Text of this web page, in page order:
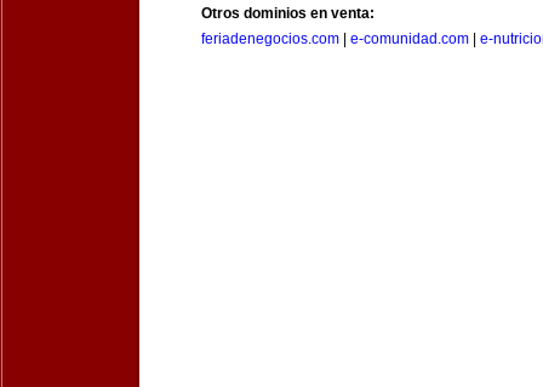
Otros dominios en venta:
feriadenegocios.com
e-comunidad.com e-